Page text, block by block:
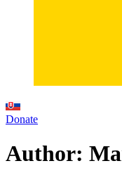
Donate
Author: